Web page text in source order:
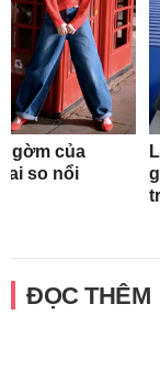
gờm của
ai so nổi
ĐỌC THÊM